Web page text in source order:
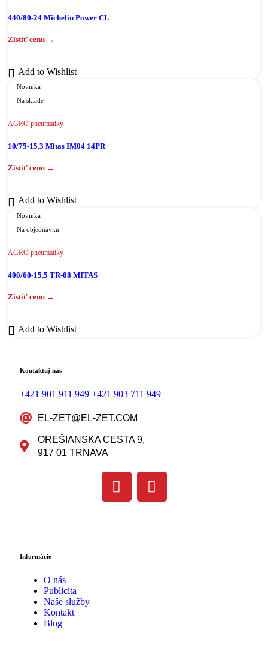
440/80-24 Michelin Power CL
Add to Wishlist
Novinka
Na sklade
AGRO pneumatiky
10/75-15,3 Mitas IM04 14PR
Add to Wishlist
Novinka
Na objednávku
AGRO pneumatiky
400/60-15,5 TR-08 MITAS
Add to Wishlist
Kontaktuj nás
+421 901 911 949 +421 903 711 949
EL-ZET@EL-ZET.COM
OREŠIANSKA CESTA 9,
917 01 TRNAVA
Informácie
O nás
Publicita
Naše služby
Kontakt
Blog